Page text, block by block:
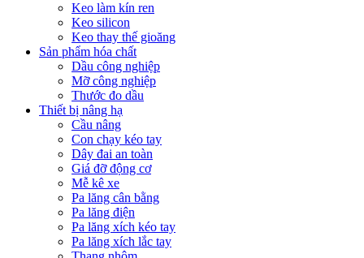
Keo làm kín ren
Keo silicon
Keo thay thế gioăng
Sản phẩm hóa chất
Dầu công nghiệp
Mỡ công nghiệp
Thước đo dầu
Thiết bị nâng hạ
Cầu nâng
Con chạy kéo tay
Dây đai an toàn
Giá đỡ động cơ
Mễ kê xe
Pa lăng cân bằng
Pa lăng điện
Pa lăng xích kéo tay
Pa lăng xích lắc tay